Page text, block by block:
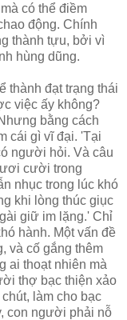
có thể điềm
động. Chính
thành tựu, bởi vì
hùng dũng.
thành đạt trạng thái
việc ấy không?
bằng cách
cái gì vĩ đại. 'Tại
người hỏi. Và câu
cười trong
nhục trong lúc khó
khi lòng thúc giục
giữ im lặng.' Chỉ
hành. Một vấn đề
và cố gắng thêm
ai thoạt nhiên mà
thợ bạc thiện xảo
làm cho bạc
con người phải nỗ